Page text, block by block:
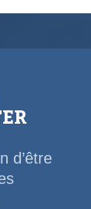
d’être